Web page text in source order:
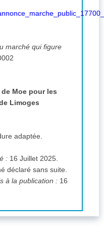
marché qui figure
Moe pour les
Limoges
adaptée.
: 16 Juillet 2025.
déclaré sans suite.
à la publication : 16